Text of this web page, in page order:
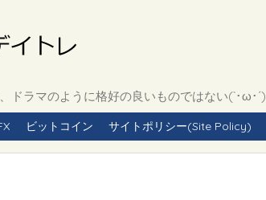
ドラマのように格好の良いものではない(`･ω･´)
ビットコイン サイトポリシー(Site Policy)